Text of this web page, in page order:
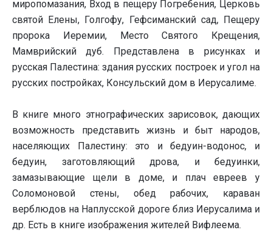
миропомазания, Вход в пещеру Погребения, Церковь
святой Елены, Голгофу, Гефсиманский сад, Пещеру
пророка Иеремии, Место Святого Крещения,
Мамврийский дуб. Представлена в рисунках и
русская Палестина: здания русских построек и угол на
русских постройках, Консульский дом в Иерусалиме.
В книге много этнографических зарисовок, дающих
возможность представить жизнь и быт народов,
населяющих Палестину: это и бедуин-водонос, и
бедуин, заготовляющий дрова, и бедуинки,
замазывающие щели в доме, и плач евреев у
Соломоновой стены, обед рабочих, караван
верблюдов на Наплусской дороге близ Иерусалима и
др. Есть в книге изображения жителей Вифлеема.